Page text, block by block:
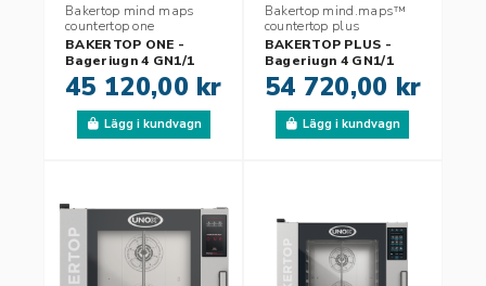
Bakertop mind maps
countertop one
BAKERTOP ONE -
Bageriugn 4 GN1/1
45 120,00 kr
Lägg i kundvagn
Bakertop mind.maps™
countertop plus
BAKERTOP PLUS -
Bageriugn 4 GN1/1
54 720,00 kr
Lägg i kundvagn